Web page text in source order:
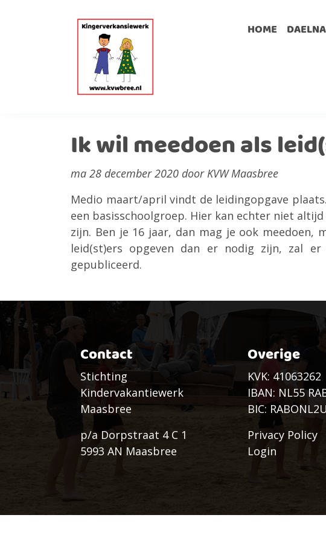
HOME
Ik wil meedoen als
ma 28 december 2020 door KVW Maasbree
Medio maart/april vindt de leidingopgave
een basisschoolgroep. Hier kan echter niet
zijn. Ben je 16 jaar, dan mag je ook
leid(st)ers opgeven dan er nodig zijn, zal
gepubliceerd.
Contact
Stichting
Kindervakantiewerk
Maasbree
p/a Dorpstraat 4 C 1
5993 AN Maasbree
Overige
KVK: 41063262
IBAN: NL55
BIC: RABONL2U
Privacy Policy
Login